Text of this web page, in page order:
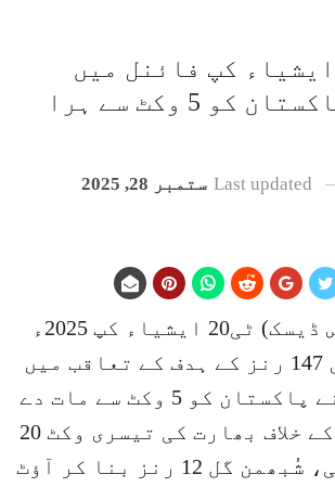
کپ فائنل میں
بھارت نے پاکستان کو 5 وکٹ سے ہرا
Last updated ستمبر 28, 2025
دبئی (سپورٹس ڈیسک) ٹی20 ایشیاء کپ 2025ء
کے فائنل میں 147 رنز کے ہدف کے تعاقب میں
بھارتی ٹیم نے پاکستان کو 5 وکٹ سے مات دے
دی۔پاکستان کے خلاف بھارت کی تیسری وکٹ 20
رنز پر گر گئی، شُبھمن گل 12 رنز بنا کر آؤٹ